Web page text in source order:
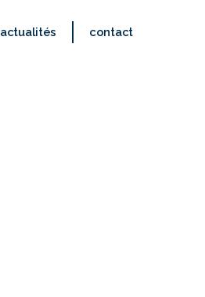
actualités contact